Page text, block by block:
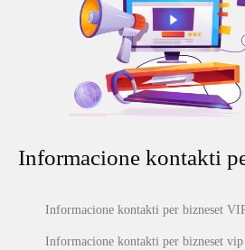
Informacione kontakti
Informacione kontakti per bizneset
Informacione kontakti per bizneset vip